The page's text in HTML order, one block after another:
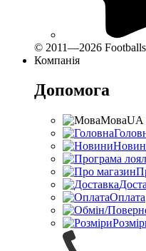
© 2011—2026
Компанія
Допомога
МоваUA
Оплата